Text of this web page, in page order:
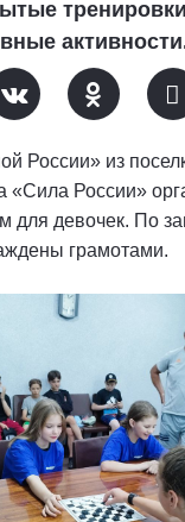
России» из
«Сила России»
для девочек. По
грамотами.